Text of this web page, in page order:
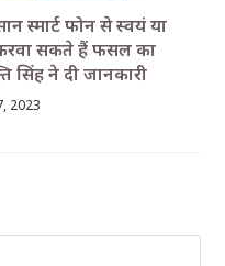
स्मार्ट फोन से स्वयं या
सकते हैं फसल का
सिंह ने दी जानकारी
2023